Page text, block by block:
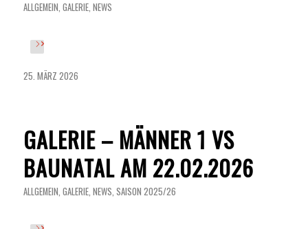
ALLGEMEIN, GALERIE, NEWS
25. MÄRZ 2026
GALERIE – MÄNNER 1 VS
BAUNATAL AM 22.02.2026
ALLGEMEIN, GALERIE, NEWS, SAISON 2025/26